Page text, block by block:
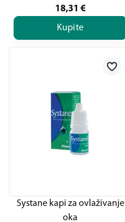
18,31 €
Kupite
Systane kapi za ovlaživanje
oka